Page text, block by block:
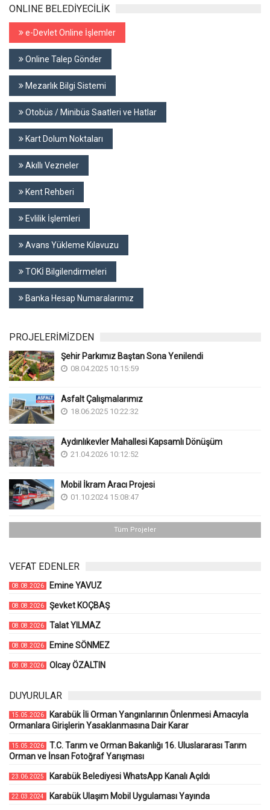
ONLINE BELEDİYECİLİK
e-Devlet Online İşlemler
Online Talep Gönder
Mezarlık Bilgi Sistemi
Otobüs / Minibüs Saatleri ve Hatlar
Kart Dolum Noktaları
Akıllı Vezneler
Kent Rehberi
Evlilik İşlemleri
Avans Yükleme Kılavuzu
TOKİ Bilgilendirmeleri
Banka Hesap Numaralarımız
PROJELERİMİZDEN
Şehir Parkımız Baştan Sona Yenilendi
08.04.2025 10:15:59
Asfalt Çalışmalarımız
18.06.2025 10:22:32
Aydınlıkevler Mahallesi Kapsamlı Dönüşüm
21.04.2026 10:12:52
Mobil İkram Aracı Projesi
01.10.2024 15:08:47
Tüm Projeler
VEFAT EDENLER
08.08.2026 Emine YAVUZ
08.08.2026 Şevket KOÇBAŞ
08.08.2026 Talat YILMAZ
08.08.2026 Emine SÖNMEZ
08.08.2026 Olcay ÖZALTIN
DUYURULAR
15.05.2026
Karabük İli Orman Yangınlarının Önlenmesi Amacıyla
Ormanlara Girişlerin Yasaklanmasına Dair Karar
15.05.2026
T.C. Tarım ve Orman Bakanlığı 16. Uluslararası Tarım
Orman ve İnsan Fotoğraf Yarışması
23.06.2025 Karabük Belediyesi WhatsApp Kanalı Açıldı
22.03.2024 Karabük Ulaşım Mobil Uygulaması Yayında